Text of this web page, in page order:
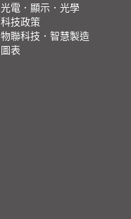
光電．顯示．光學
科技政策
物聯科技．智慧製造
圖表